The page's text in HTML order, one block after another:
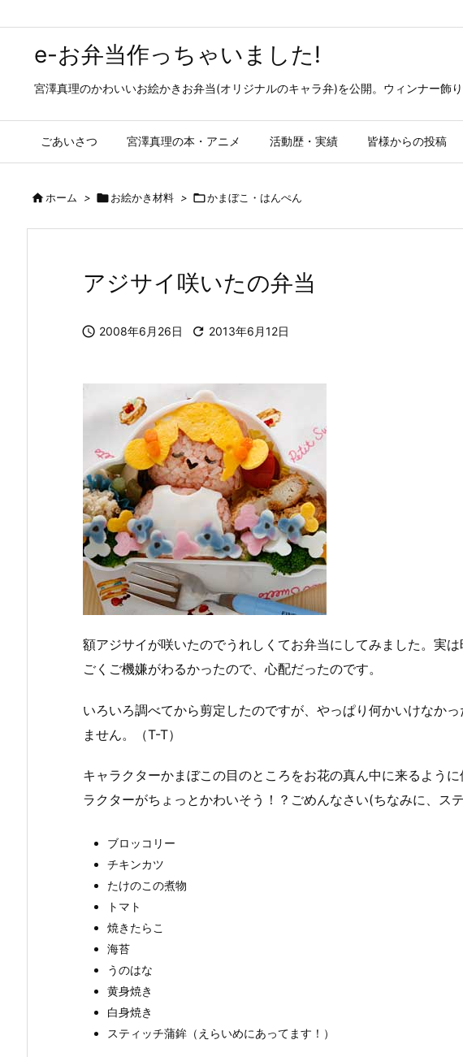
e-お弁当作っちゃいました!
宮澤真理のかわいいお絵かきお弁当(オリジナルのキャラ弁)を公開。ウィンナー飾
ごあいさつ 宮澤真理の本・アニメ 活動歴・実績 皆様からの投稿
ホーム > お絵かき材料 > かまぼこ・はんぺん
アジサイ咲いたの弁当
 2008年6月26日  2013年6月12日
額アジサイが咲いたのでうれしくてお弁当にしてみました。実
ごくご機嫌がわるかったので、心配だったのです。
いろいろ調べてから剪定したのですが、やっぱり何かいけなか
ません。（T-T）
キャラクターかまぼこの目のところをお花の真ん中に来るよう
ラクターがちょっとかわいそう！？ごめんなさい(ちなみに、ステ
ブロッコリー
チキンカツ
たけのこの煮物
トマト
焼きたらこ
海苔
うのはな
黄身焼き
白身焼き
スティッチ蒲鉾（えらいめにあってます！）